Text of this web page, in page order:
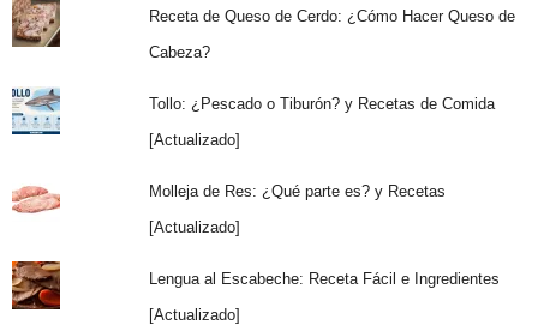
Receta de Queso de Cerdo: ¿Cómo Hacer Queso de
Cabeza?
Tollo: ¿Pescado o Tiburón? y Recetas de Comida
[Actualizado]
Molleja de Res: ¿Qué parte es? y Recetas
[Actualizado]
Lengua al Escabeche: Receta Fácil e Ingredientes
[Actualizado]